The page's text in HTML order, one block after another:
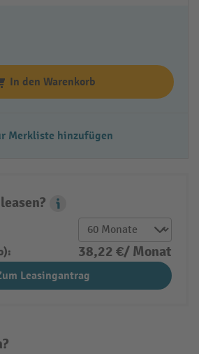
In den Warenkorb
Merkliste hinzufügen
Leasing Popover
38,22 €/ Monat
Leasingantrag